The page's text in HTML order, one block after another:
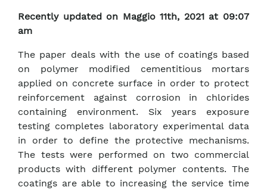
Recently updated on Maggio 11th, 2021 at 09:07
am
The paper deals with the use of coatings based
on polymer modified cementitious mortars
applied on concrete surface in order to protect
reinforcement against corrosion in chlorides
containing environment. Six years exposure
testing completes laboratory experimental data
in order to define the protective mechanisms.
The tests were performed on two commercial
products with different polymer contents. The
coatings are able to increasing the service time